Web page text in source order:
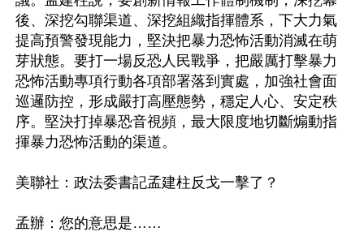
後、深挖勾聯渠道、深挖組織指揮體系，下大力氣
提高預警發現能力，堅決把暴力恐怖活動消滅在萌
芽狀態。要打一場反恐人民戰爭，把嚴厲打擊暴力
恐怖活動專項行動各項部署落到實處，加強社會面
巡邏防控，形成嚴打高壓態勢，穩定人心、安定秩
序。堅決打掉暴恐音視頻，最大限度地切斷煽動指
揮暴力恐怖活動的渠道。
美聯社：政法委書記孟建柱反戈一擊了？
孟辦：您的意思是……